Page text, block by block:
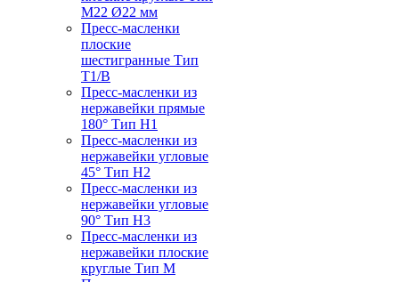
M22 Ø22 мм
Пресс-масленки
плоские
шестигранные Тип
T1/B
Пресс-масленки из
нержавейки прямые
180° Тип H1
Пресс-масленки из
нержавейки угловые
45° Тип H2
Пресс-масленки из
нержавейки угловые
90° Тип H3
Пресс-масленки из
нержавейки плоские
круглые Тип M